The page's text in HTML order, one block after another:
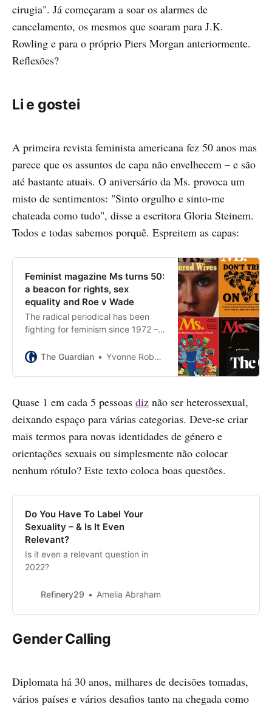
cirugia". Já começaram a soar os alarmes de
cancelamento, os mesmos que soaram para J.K.
Rowling e para o próprio Piers Morgan anteriormente.
Reflexões?
Li e gostei
A primeira revista feminista americana fez 50 anos mas
parece que os assuntos de capa não envelhecem – e são
até bastante atuais. O aniversário da Ms. provoca um
misto de sentimentos: "Sinto orgulho e sinto-me
chateada como tudo", disse a escritora Gloria Steinem.
Todos e todas sabemos porquê. Espreitem as capas:
Feminist magazine Ms turns 50:
a beacon for rights, sex
equality and Roe v Wade
The radical periodical has been
fighting for feminism since 1972 –
was The Guardian Yvonne Roberts
Quase 1 em cada 5 pessoas diz não ser heterossexual,
deixando espaço para várias categorias. Deve-se criar
mais termos para novas identidades de género e
orientações sexuais ou simplesmente não colocar
nenhum rótulo? Este texto coloca boas questões.
Do You Have To Label Your
Sexuality – & Is It Even
Relevant?
Is it even a relevant question in
2022?
Refinery29 Amelia Abraham
Gender Calling
Diplomata há 30 anos, milhares de decisões tomadas,
vários países e vários desafios tanto na chegada como